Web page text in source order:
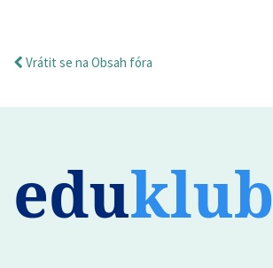
Vrátit se na Obsah fóra
eduklub